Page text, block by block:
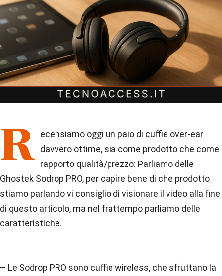
R
ecensiamo oggi un paio di cuffie over-ear
davvero ottime, sia come prodotto che come
rapporto qualità/prezzo: Parliamo delle
Ghostek Sodrop PRO, per capire bene di che prodotto
stiamo parlando vi consiglio di visionare il video alla fine
di questo articolo, ma nel frattempo parliamo delle
caratteristiche.
– Le Sodrop PRO sono cuffie wireless, che sfruttano la